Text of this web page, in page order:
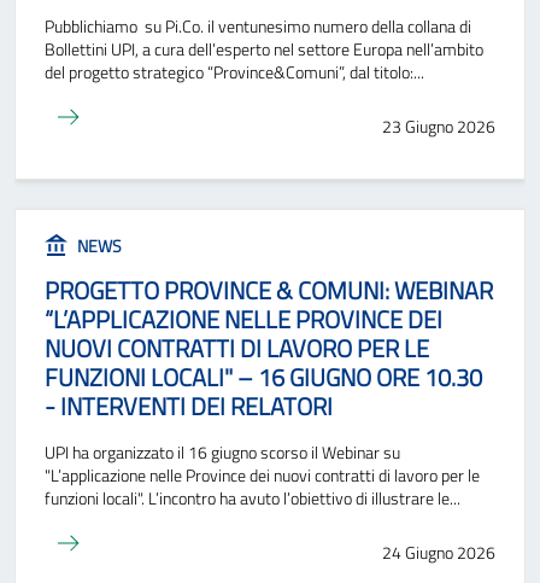
Pubblichiamo su Pi.Co. il ventunesimo numero della collana di
Bollettini UPI, a cura dell’esperto nel settore Europa nell’ambito
del progetto strategico “Province&Comuni”, dal titolo:...
23 Giugno 2026
NEWS
PROGETTO PROVINCE & COMUNI: WEBINAR
“L’APPLICAZIONE NELLE PROVINCE DEI
NUOVI CONTRATTI DI LAVORO PER LE
FUNZIONI LOCALI" – 16 GIUGNO ORE 10.30
- INTERVENTI DEI RELATORI
UPI ha organizzato il 16 giugno scorso il Webinar su
"L’applicazione nelle Province dei nuovi contratti di lavoro per le
funzioni locali". L’incontro ha avuto l’obiettivo di illustrare le...
24 Giugno 2026